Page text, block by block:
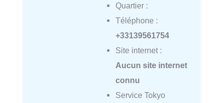
Quartier :
Téléphone :
+33139561754
Site internet :
Aucun site internet
connu
Service Tokyo